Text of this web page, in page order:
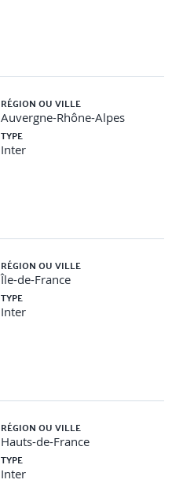
s’appuie en partie
sexisme, le harcèlement
et des préjugés autour du
masculin (p. 4)
d’un biais cognitif en binôme.
de discrimination.
et comment elles se
obligations
la discrimination :
RÉGION OU VILLE
Auvergne-Rhône-Alpes
TYPE
Inter
RÉGION OU VILLE
Île-de-France
TYPE
Inter
RÉGION OU VILLE
Hauts-de-France
TYPE
Inter